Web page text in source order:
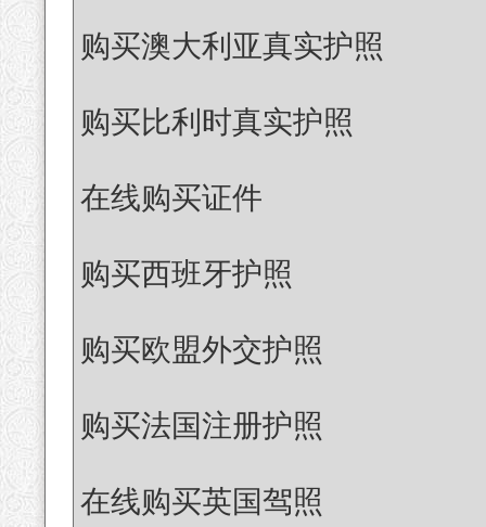
购买澳大利亚真实护照
购买比利时真实护照
在线购买证件
购买西班牙护照
购买欧盟外交护照
购买法国注册护照
在线购买英国驾照